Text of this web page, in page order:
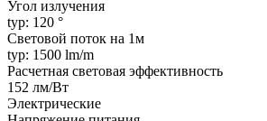
Угол излучения
typ: 120 °
Световой поток на 1м
typ: 1500 lm/m
Расчетная световая эффективность
152 лм/Вт
Электрические